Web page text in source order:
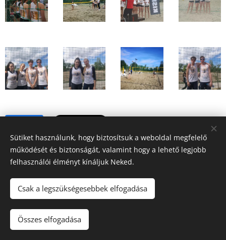
© 2022 Dunakanyar LSN Röplabda | Minden jog fenntartva |
Webdesign: Ádám Építő Kft.
Sütiket használunk, hogy biztosítsuk a weboldal megfelelő
működését és biztonságát, valamint hogy a lehető legjobb
felhasználói élményt kínáljuk Neked.
Csak a legszükségesebbek elfogadása
Összes elfogadása